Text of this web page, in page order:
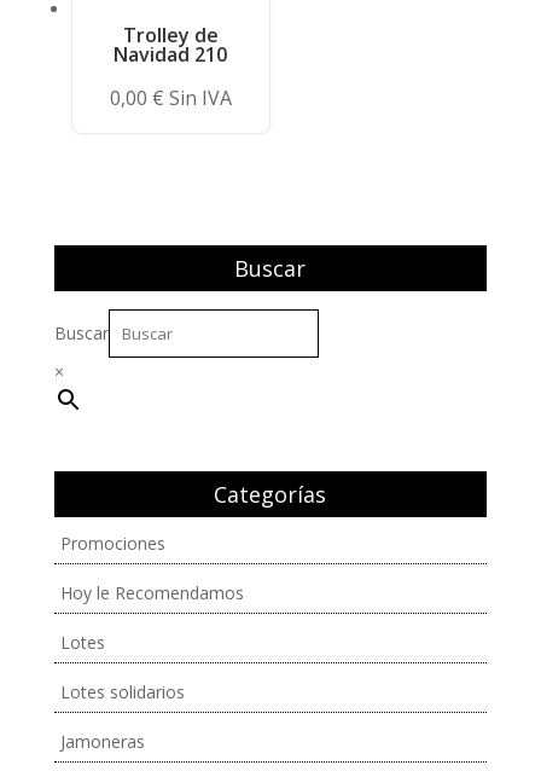
Trolley de
Navidad 210
0,00 € Sin IVA
Buscar
Buscar
×
Categorías
Promociones
Hoy le Recomendamos
Lotes
Lotes solidarios
Jamoneras